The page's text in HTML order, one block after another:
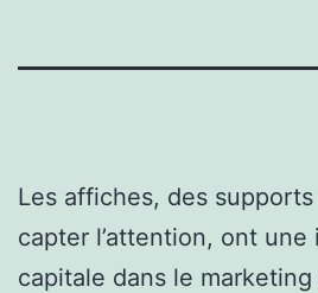
Les affiches, des
capter l’attention, ont une
capitale dans le marketing